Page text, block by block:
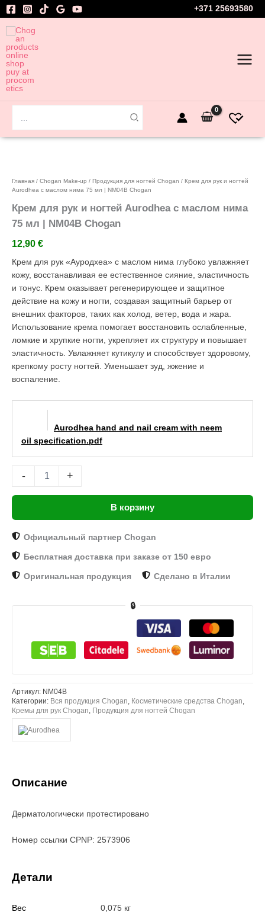
Перейти
к
содержимому
+371 25693580
Главная / Chogan Make-up / Продукция для ногтей Chogan / Крем для рук и ногтей
Aurodhea с маслом нима 75 мл | NM04B Chogan
Крем для рук и ногтей Aurodhea с маслом нима
75 мл | NM04B Chogan
12,90 €
Крем для рук «Ауродхеа» с маслом нима глубоко увлажняет
кожу, восстанавливая ее естественное сияние, эластичность
и тонус. Крем оказывает регенерирующее и защитное
действие на кожу и ногти, создавая защитный барьер от
внешних факторов, таких как холод, ветер, вода и жара.
Использование крема помогает восстановить ослабленные,
ломкие и хрупкие ногти, укрепляет их структуру и повышает
эластичность. Увлажняет кутикулу и способствует здоровому,
крепкому росту ногтей. Уменьшает зуд, жжение и
воспаление.
Aurodhea hand and nail cream with neem
oil specification.pdf
-
Количество
для
рук
ногтей
Aurodhea
маслом
нима
75
NM04B
Chogan
+
В корзину
Официальный партнер Chogan
Бесплатная доставка при заказе от 150 евро
Оригинальная продукция Сделано в Италии
🔒
Артикул: NM04B
Категории: Вся продукция Chogan, Косметические средства Chogan,
Кремы для рук Chogan, Продукция для ногтей Chogan
Описание
Дерматологически протестировано
Номер ссылки CPNP: 2573906
Детали
Вес 0,075 кг